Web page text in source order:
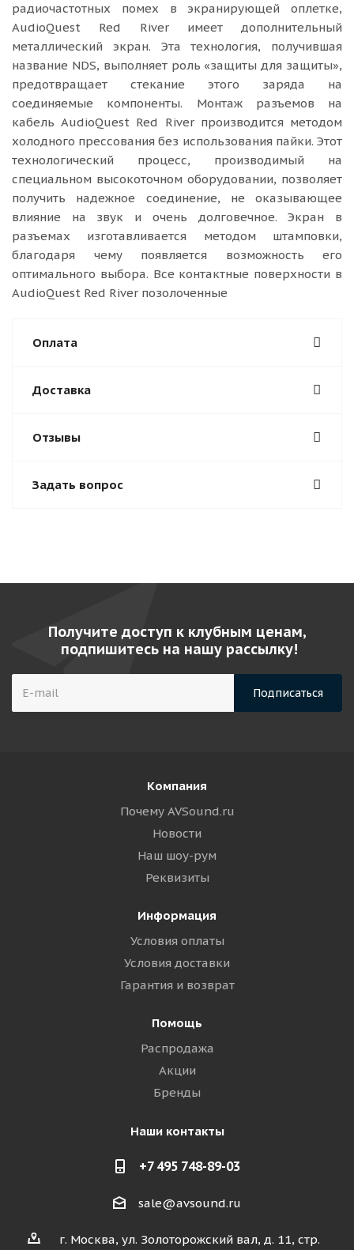
радиочастотных помех в экранирующей оплетке,
AudioQuest Red River имеет дополнительный
металлический экран. Эта технология, получившая
название NDS, выполняет роль «защиты для защиты»,
предотвращает стекание этого заряда на
соединяемые компоненты. Монтаж разъемов на
кабель AudioQuest Red River производится методом
холодного прессования без использования пайки. Этот
технологический процесс, производимый на
специальном высокоточном оборудовании, позволяет
получить надежное соединение, не оказывающее
влияние на звук и очень долговечное. Экран в
разъемах изготавливается методом штамповки,
благодаря чему появляется возможность его
оптимального выбора. Все контактные поверхности в
AudioQuest Red River позолоченные
Оплата
Доставка
Отзывы
Задать вопрос
Получите доступ к клубным ценам,
подпишитесь на нашу рассылку!
Компания
Почему AVSound.ru
Новости
Наш шоу-рум
Реквизиты
Информация
Условия оплаты
Условия доставки
Гарантия и возврат
Помощь
Распродажа
Акции
Бренды
Наши контакты
+7 495 748-89-03
sale@avsound.ru
г. Москва, ул. Золоторожский вал, д. 11, стр.